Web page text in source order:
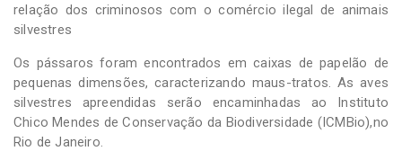
relação dos criminosos com o comércio ilegal de animais
silvestres
Os pássaros foram encontrados em caixas de papelão de
pequenas dimensões, caracterizando maus-tratos. As aves
silvestres apreendidas serão encaminhadas ao Instituto
Chico Mendes de Conservação da Biodiversidade (ICMBio),no
Rio de Janeiro.